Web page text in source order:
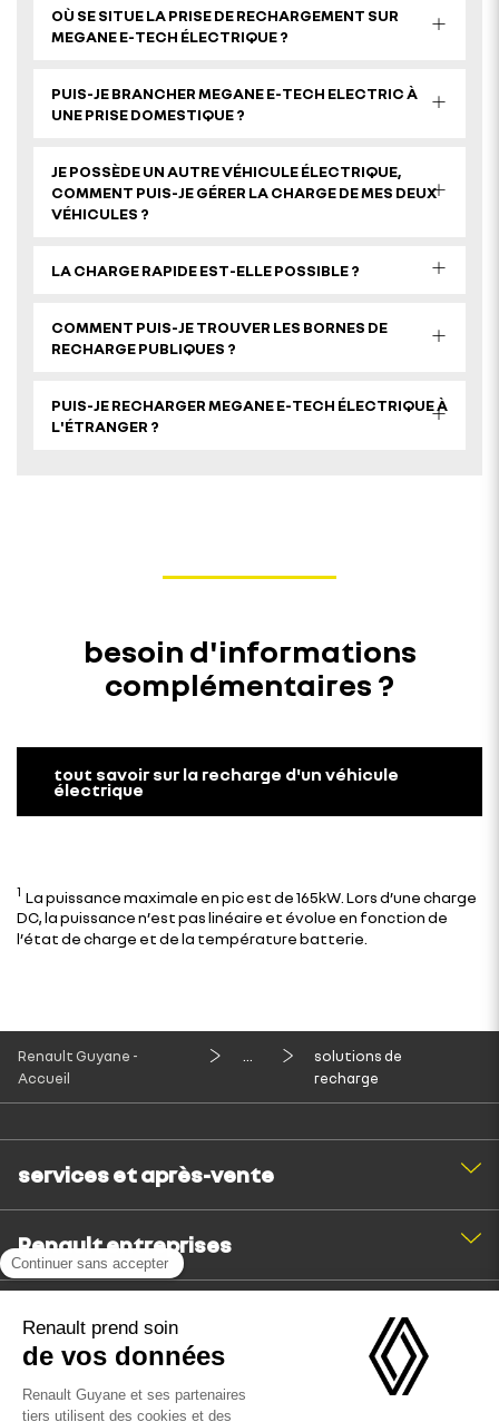
OÙ SE SITUE LA PRISE DE RECHARGEMENT SUR
MEGANE E-TECH ÉLECTRIQUE ?
PUIS-JE BRANCHER MEGANE E-TECH ELECTRIC À
UNE PRISE DOMESTIQUE ?
JE POSSÈDE UN AUTRE VÉHICULE ÉLECTRIQUE,
COMMENT PUIS-JE GÉRER LA CHARGE DE MES DEUX
VÉHICULES ?
LA CHARGE RAPIDE EST-ELLE POSSIBLE ?
COMMENT PUIS-JE TROUVER LES BORNES DE
RECHARGE PUBLIQUES ?
PUIS-JE RECHARGER MEGANE E-TECH ÉLECTRIQUE À
L'ÉTRANGER ?
besoin d'informations
complémentaires ?
tout savoir sur la recharge d'un véhicule
électrique
1 La puissance maximale en pic est de 165kW. Lors d’une charge
DC, la puissance n’est pas linéaire et évolue en fonction de
l’état de charge et de la température batterie.